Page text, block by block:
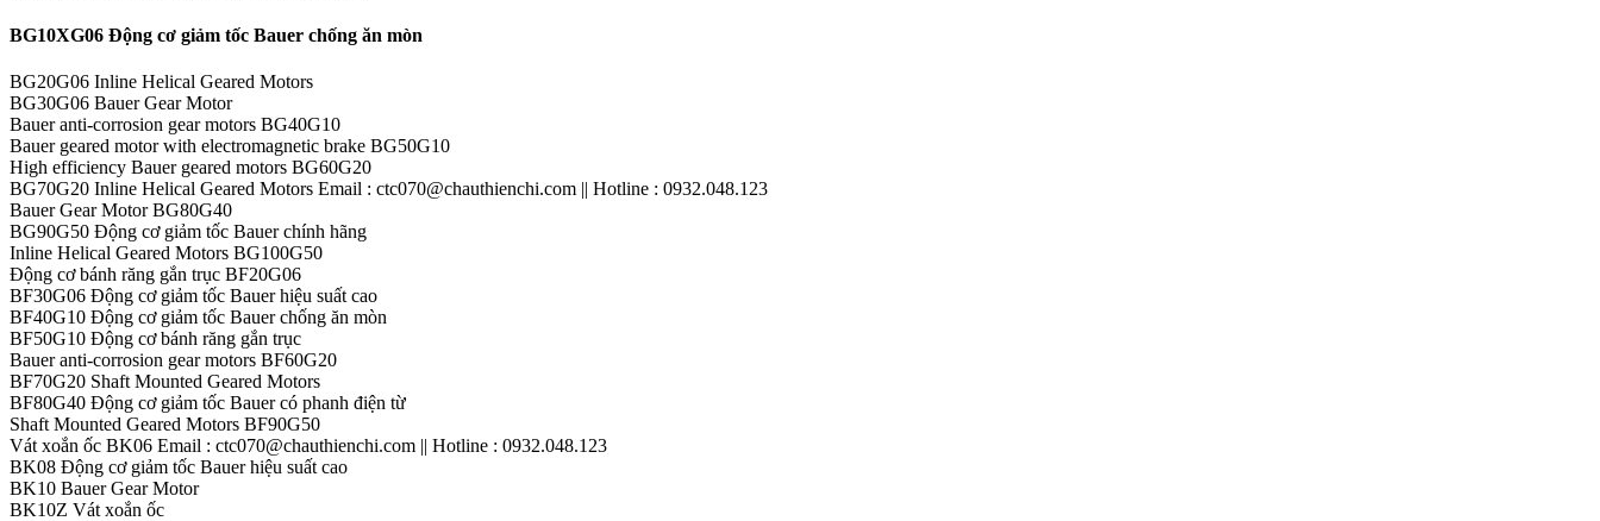
BG10XG06 Động cơ giảm tốc Bauer chống ăn mòn
BG20G06 Inline Helical Geared Motors
BG30G06 Bauer Gear Motor
Bauer anti-corrosion gear motors BG40G10
Bauer geared motor with electromagnetic brake BG50G10
High efficiency Bauer geared motors BG60G20
BG70G20 Inline Helical Geared Motors Email : ctc070@chauthienchi.com || Hotline : 0932.048.123
Bauer Gear Motor BG80G40
BG90G50 Động cơ giảm tốc Bauer chính hãng
Inline Helical Geared Motors BG100G50
Động cơ bánh răng gắn trục BF20G06
BF30G06 Động cơ giảm tốc Bauer hiệu suất cao
BF40G10 Động cơ giảm tốc Bauer chống ăn mòn
BF50G10 Động cơ bánh răng gắn trục
Bauer anti-corrosion gear motors BF60G20
BF70G20 Shaft Mounted Geared Motors
BF80G40 Động cơ giảm tốc Bauer có phanh điện từ
Shaft Mounted Geared Motors BF90G50
Vát xoắn ốc BK06 Email : ctc070@chauthienchi.com || Hotline : 0932.048.123
BK08 Động cơ giảm tốc Bauer hiệu suất cao
BK10 Bauer Gear Motor
BK10Z Vát xoắn ốc